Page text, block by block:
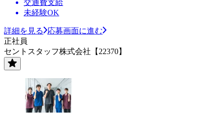
交通費支給
未経験OK
詳細を見る
応募画面に進む
正社員
セントスタッフ株式会社【22370】